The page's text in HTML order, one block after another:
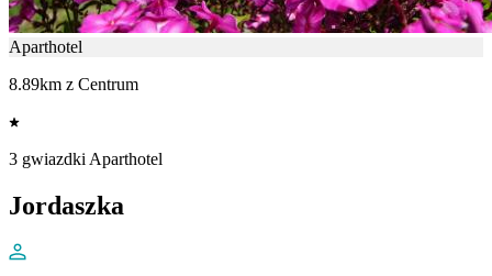
Aparthotel
8.89km z Centrum
3 gwiazdki Aparthotel
Jordaszka